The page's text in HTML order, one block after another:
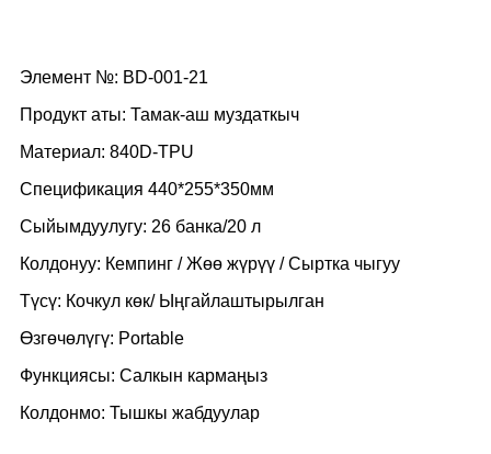
Элемент №: BD-001-21
Продукт аты: Тамак-аш муздаткыч
Материал: 840D-TPU
Спецификация 440*255*350мм
Сыйымдуулугу: 26 банка/20 л
Колдонуу: Кемпинг / Жөө жүрүү / Сыртка чыгуу
Түсү: Кочкул көк/ Ыңгайлаштырылган
Өзгөчөлүгү: Portable
Функциясы: Салкын кармаңыз
Колдонмо: Тышкы жабдуулар